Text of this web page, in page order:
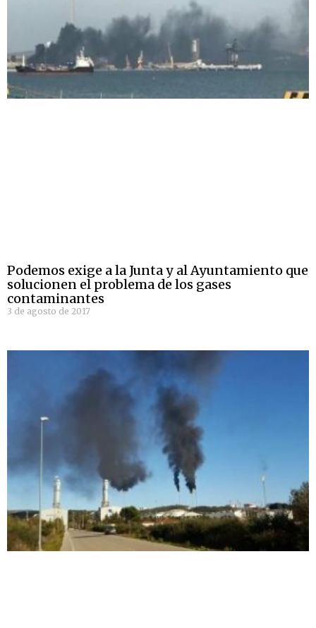
Podemos exige a la Junta y al Ayuntamiento que
solucionen el problema de los gases
contaminantes
3 de agosto de 2017